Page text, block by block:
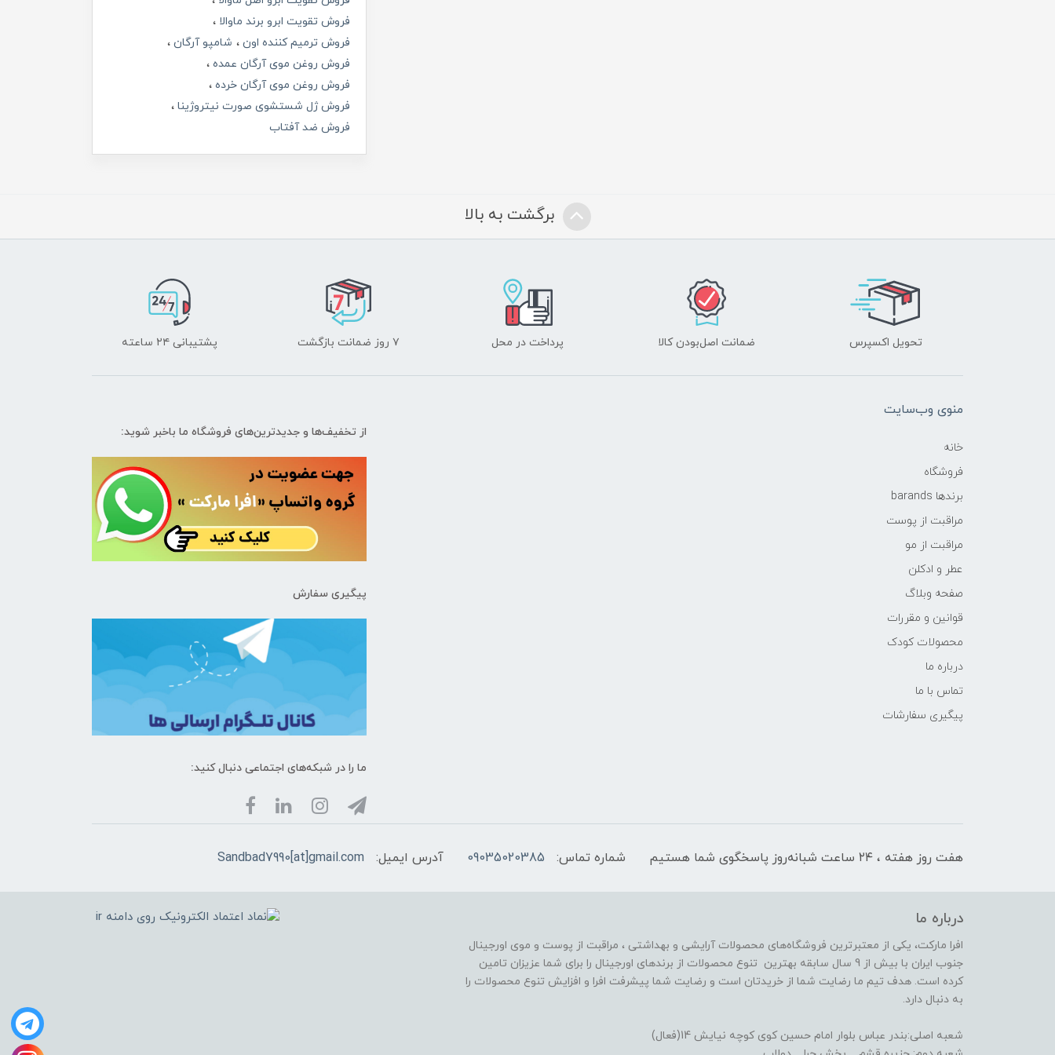
فروش تقویت ابرو برند ماوالا
فروش ترمیم کننده اون
شامپو آرگان
فروش روغن موی آرگان عمده
فروش روغن موی آرگان خرده
فروش ژل شستشوی صورت نیتروژینا
فروش ضد آفتاب
برگشت به بالا
تحویل اکسپرس ضمانت اصل‌بودن کالا پرداخت در محل ۷ روز ضمانت بازگشت پشتیبانی ۲۴ ساعته
منوی وب‌سایت
خانه
فروشگاه
برندها barands
مراقبت از پوست
مراقبت از مو
عطر و ادکلن
صفحه وبلاگ
قوانین و مقررات
محصولات کودک
درباره ما
تماس با ما
پیگیری سفارشات
از تخفیف‌ها و جدیدترین‌های فروشگاه ما باخبر شوید:
پیگیری سفارش
ما را در شبکه‌های اجتماعی دنبال کنید:
هفت روز هفته ، ۲۴ ساعت شبانه‌روز پاسخگوی شما هستیم شماره تماس: 09035020385 آدرس ایمیل: Sandbad7990[at]gmail.com
درباره ما
افرا مارکت، یکی از معتبرترین فروشگاه‌های محصولات آرایشی و بهداشتی ، مراقبت از پوست و موی اورجینال
جنوب ایران با بیش از 9 سال سابقه بهترین تنوع محصولات از برندهای اورجینال را برای شما عزیزان تامین
کرده است. هدف تیم ما رضایت شما از خریدتان است و رضایت شما پیشرفت افرا و افزایش تنوع محصولات را
به دنبال دارد.
شعبه اصلی:بندر عباس بلوار امام حسین کوی کوچه نیایش 14(فعال)